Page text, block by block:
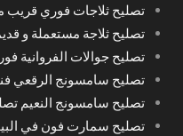
تصليح ثلاجات فوري قريب
تصليح ثلاجة مستعملة و
تصليح جوالات الفروانية
تصليح سامسونج الرقعي
تصليح سامسونج النعيم
تصليح سمارت فون في البيت